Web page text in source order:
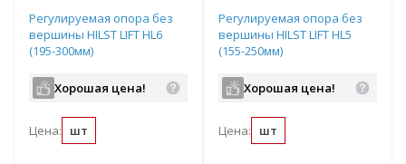
Регулируемая опора без
вершины HILST LIFT HL6
(195-300мм)
Хорошая цена!
Цена: шт
Регулируемая опора без
вершины HILST LIFT HL5
(155-250мм)
Хорошая цена!
Цена: шт